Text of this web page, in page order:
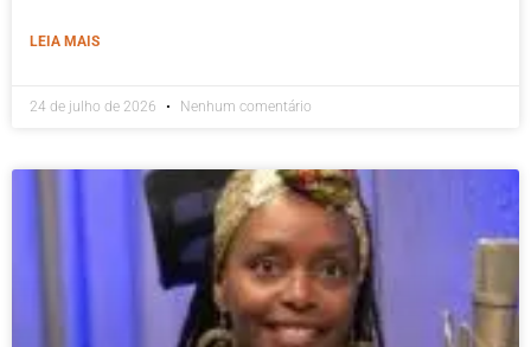
LEIA MAIS
24 de julho de 2026 Nenhum comentário